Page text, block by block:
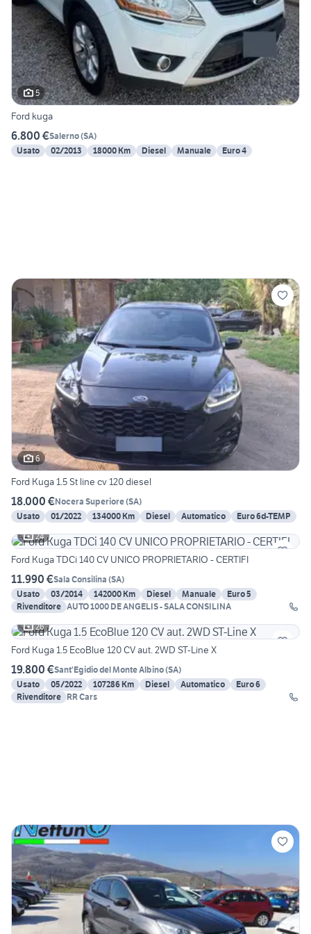
5
Ford kuga
6.800 €Salerno(SA)
Usato
02/2013 18000 Km Diesel Manuale Euro 4
6
Ford Kuga 1.5 St line cv 120 diesel
18.000 €Nocera Superiore(SA)
Usato
01/2022 134000 Km Diesel Automatico
Euro 6d-TEMP
24
Ford Kuga TDCi 140 CV UNICO PROPRIETARIO - CERTIFI
11.990 €Sala Consilina (SA)
Usato
03/2014 142000 Km Diesel Manuale
Euro 5
Rivenditore AUTO 1000 DE ANGELIS - SALA CONSILINA
26
Ford Kuga 1.5 EcoBlue 120 CV aut. 2WD ST-Line X
19.800 €Sant'Egidio del Monte Albino(SA)
Usato
05/2022 107286 Km Diesel Automatico
Euro 6
Rivenditore RR Cars